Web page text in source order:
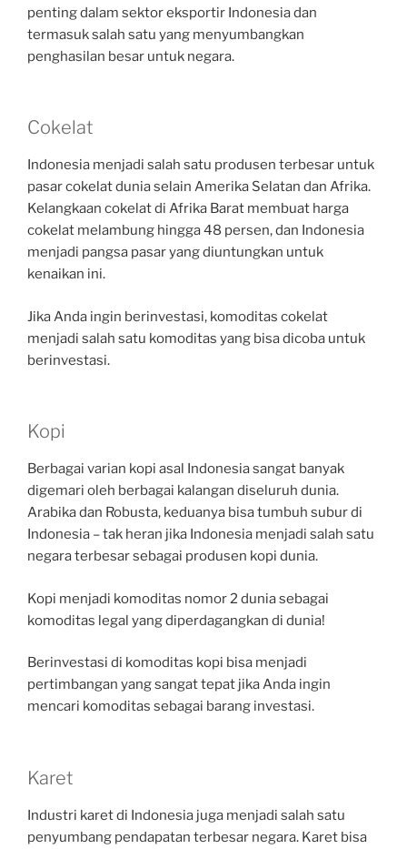
penting dalam sektor eksportir Indonesia dan
termasuk salah satu yang menyumbangkan
penghasilan besar untuk negara.
Cokelat
Indonesia menjadi salah satu produsen terbesar untuk
pasar cokelat dunia selain Amerika Selatan dan Afrika.
Kelangkaan cokelat di Afrika Barat membuat harga
cokelat melambung hingga 48 persen, dan Indonesia
menjadi pangsa pasar yang diuntungkan untuk
kenaikan ini.
Jika Anda ingin berinvestasi, komoditas cokelat
menjadi salah satu komoditas yang bisa dicoba untuk
berinvestasi.
Kopi
Berbagai varian kopi asal Indonesia sangat banyak
digemari oleh berbagai kalangan diseluruh dunia.
Arabika dan Robusta, keduanya bisa tumbuh subur di
Indonesia – tak heran jika Indonesia menjadi salah satu
negara terbesar sebagai produsen kopi dunia.
Kopi menjadi komoditas nomor 2 dunia sebagai
komoditas legal yang diperdagangkan di dunia!
Berinvestasi di komoditas kopi bisa menjadi
pertimbangan yang sangat tepat jika Anda ingin
mencari komoditas sebagai barang investasi.
Karet
Industri karet di Indonesia juga menjadi salah satu
penyumbang pendapatan terbesar negara. Karet bisa